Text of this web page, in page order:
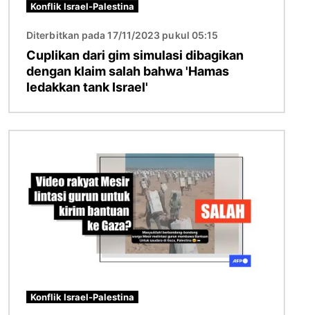
Konflik Israel-Palestina
Diterbitkan pada 17/11/2023 pukul 05:15
Cuplikan dari gim simulasi dibagikan
dengan klaim salah bahwa 'Hamas
ledakkan tank Israel'
Konflik Israel-Palestina